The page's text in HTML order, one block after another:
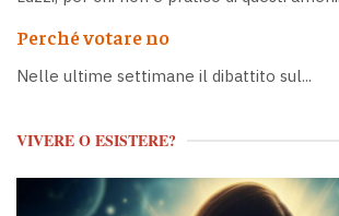
Perché votare no
Nelle ultime settimane il dibattito sul...
VIVERE O ESISTERE?